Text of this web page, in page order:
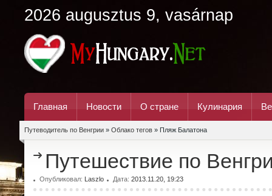
2026 augusztus 9, vasárnap
Главная Новости О стране Кулинария
Путеводитель по Венгрии » Облако тегов » Пляж Балатона
Путешествие по
Опубликовал: Laszlo Дата: 2013.11.20, 19:23